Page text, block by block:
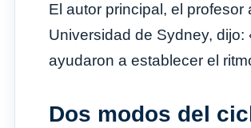
El autor principal, el
Universidad de Sydney,
ayudaron a establecer el
Dos modos del